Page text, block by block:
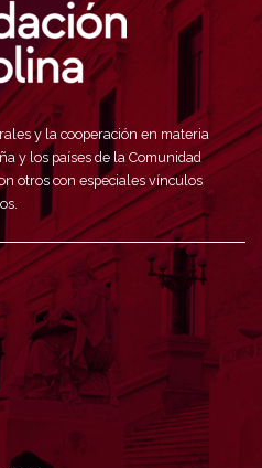
y la cooperación en materia
y los países de la Comunidad
otros con especiales vínculos